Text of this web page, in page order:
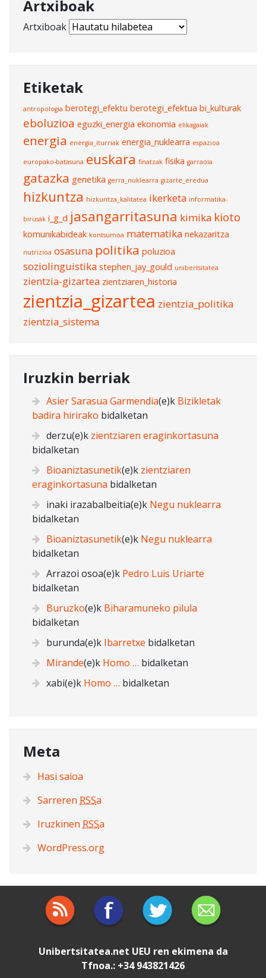
Artxiboak
Artxiboak
Etiketak
antropologia berotegi_efektu berotegi_efektua bi_kulturak
eboluzioa eguzki_energia ekonomia elikagaiak
energia energia_iturriak energia_nuklearra espazioa
europako-batasuna euskara finatzak fisika garraoia
gatazka genetika gerra_nuklearra gizarte_eredua
hizkuntza hizkuntza_kalitatea ikerketa informatika-
birusak i_g_d jasangarritasuna kimika kioto
komunikabideak kontsumoa matematika nekazaritza
nutrizioa osasuna politika poluzioa
soziolinguistika stephen_jay_gould unibertsitatea
zientzia-gizartea zientziaren_historia
zientzia_gizartea zientzia_politika
zientzia_sistema
Iruzkin berriak
Asier Sarasua Garmendia(e)k Bizikletak
badira hirirako bidalketan
derzu(e)k zientziaren eraginkortasuna
bidalketan
Bioaniztasunetik(e)k zientziaren
eraginkortasuna bidalketan
inaki irazabalbeitia(e)k Negu nuklearra
bidalketan
Bioaniztasunetik(e)k Negu nuklearra
bidalketan
Arrazoi osoa(e)k Pedro Luis Uriarte
bidalketan
Buruzko(e)k Biharamuneko pilula
bidalketan
burunda(e)k Ibarretxe bidalketan
Mirande(e)k Homo … bidalketan
xabi(e)k Homo … bidalketan
Meta
Hasi saioa
Sarreren RSSa
Iruzkinen RSSa
WordPress.org
Unibertsitatea.net UEU ren ekimena da
Tfnoa.: +34 943821426